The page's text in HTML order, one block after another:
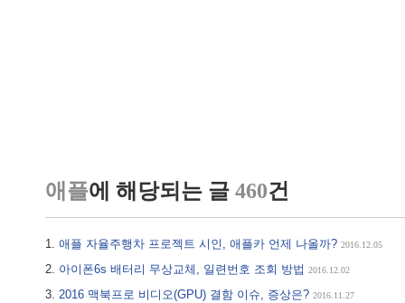
애플에 해당되는 글 460건
애플 자율주행차 프로젝트 시인, 애플카 언제 나올까? 2016.12.05
아이폰6s 배터리 무상교체, 일련번호 조회 방법 2016.12.02
2016 맥북프로 비디오(GPU) 결함 이슈, 증상은? 2016.11.27